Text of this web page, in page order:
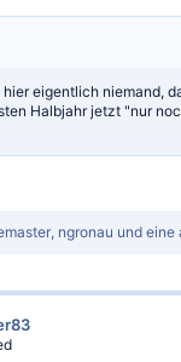
eigentlich niemand,
Halbjahr jetzt "nur
, ngronau und eine